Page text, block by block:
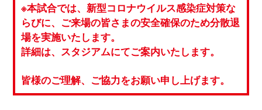
※本試合では、新型コロナウイルス感染症対策な
らびに、ご来場の皆さまの安全確保のため分散退
場を実施いたします。
詳細は、スタジアムにてご案内いたします。
皆様のご理解、ご協力をお願い申し上げます。